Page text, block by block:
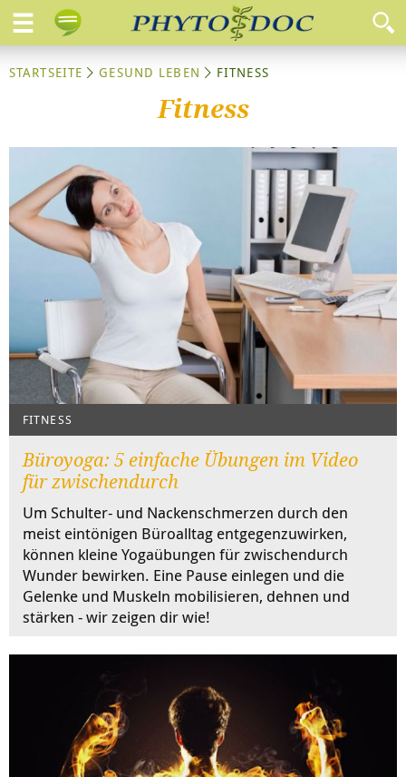
STARTSEITE GESUND LEBEN FITNESS
Fitness
FITNESS
Büroyoga: 5 einfache Übungen im Video
für zwischendurch
Um Schulter- und Nackenschmerzen durch den
meist eintönigen Büroalltag entgegenzuwirken,
können kleine Yogaübungen für zwischendurch
Wunder bewirken. Eine Pause einlegen und die
Gelenke und Muskeln mobilisieren, dehnen und
stärken - wir zeigen dir wie!